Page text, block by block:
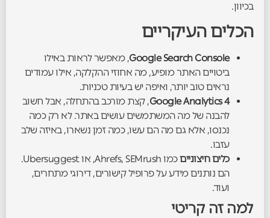
בכיוון.
הכלים העיקריים
Google Search Console, מאפשר לראות באילו
ביטויים האתר מופיע, מה אחוזי ההקלקה, אילו עמודים
נראים טוב יותר, ואיפה יש בעיות טכניות.
Google Analytics 4, קצת מורכב בהתחלה, אבל חשוב
להבנה של מה המשתמשים עושים באתר. לא רק כמה
נכנסו, אלא גם מה הם עשו, כמה זמן נשארו, באיזה שלב
עזבו.
כלים חיצוניים
כמו Ahrefs, SEMrush, או Ubersuggest.
הם נותנים מידע על פרופיל קישורים, דירוגי מתחרים,
ועוד.
למה זה קריטי